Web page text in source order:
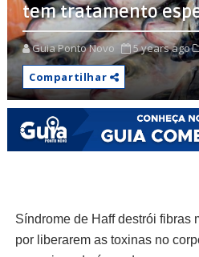
tem tratamento
Guia Ponto Novo 5 years ago
Compartilhar
Síndrome de Haff destrói fibras
por liberarem as toxinas no